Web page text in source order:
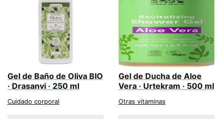
Gel de Baño de Oliva BIO
· Drasanvi · 250 ml
Cuidado corporal
Gel de Ducha de Aloe
Vera · Urtekram · 500 ml
Otras vitaminas